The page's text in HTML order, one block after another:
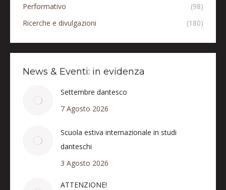
Performativo
(98)
Ricerche e divulgazioni
(180)
News & Eventi: in evidenza
Settembre dantesco
7 Agosto 2026
Scuola estiva internazionale in studi
danteschi
3 Agosto 2026
ATTENZIONE!